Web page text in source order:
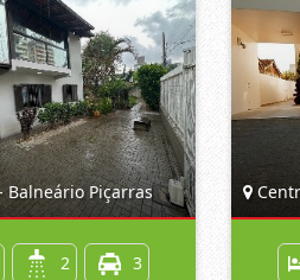
Piçarras
2 3